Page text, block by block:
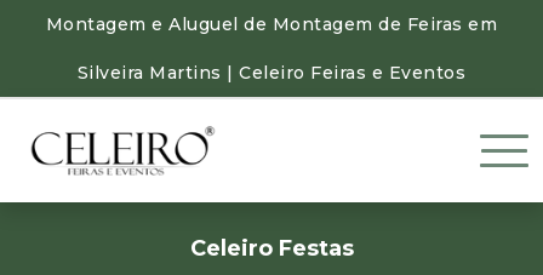
Montagem e Aluguel de Montagem de Feiras em
Silveira Martins | Celeiro Feiras e Eventos
Celeiro Festas